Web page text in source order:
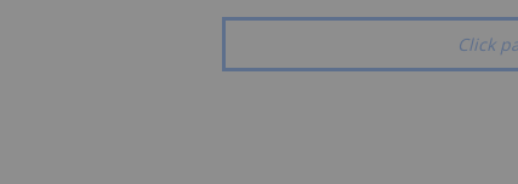
Click